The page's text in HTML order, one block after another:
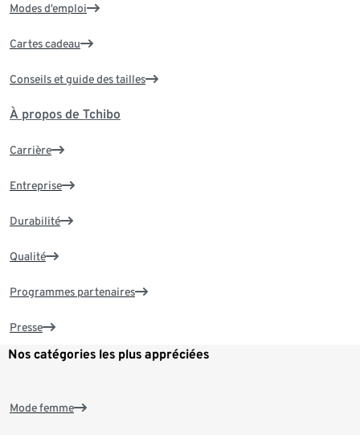
Modes d’emploi
Cartes cadeau
Conseils et guide des tailles
À propos de Tchibo
Carrière
Entreprise
Durabilité
Qualité
Programmes partenaires
Presse
Nos catégories les plus appréciées
Mode femme